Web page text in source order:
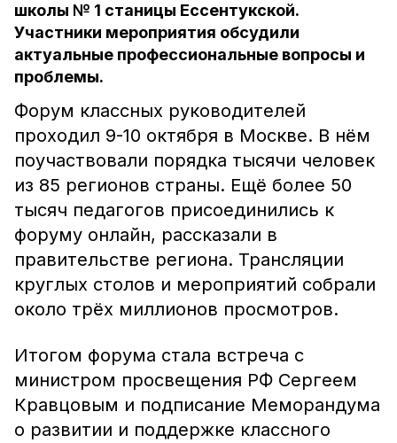
школы № 1 станицы Ессентукской.
Участники мероприятия обсудили
актуальные профессиональные вопросы и
проблемы.
Форум классных руководителей
проходил 9-10 октября в Москве. В нём
поучаствовали порядка тысячи человек
из 85 регионов страны. Ещё более 50
тысяч педагогов присоединились к
форуму онлайн, рассказали в
правительстве региона. Трансляции
круглых столов и мероприятий собрали
около трёх миллионов просмотров.
Итогом форума стала встреча с
министром просвещения РФ Сергеем
Кравцовым и подписание Меморандума
о развитии и поддержке классного